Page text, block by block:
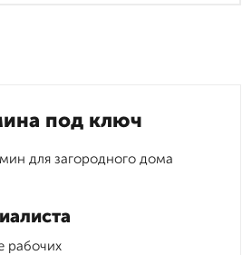
под ключ
для загородного дома
рабочих